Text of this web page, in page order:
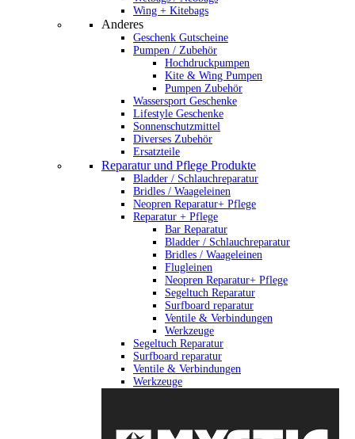
Wing + Kitebags
Anderes
Geschenk Gutscheine
Pumpen / Zubehör
Hochdruckpumpen
Kite & Wing Pumpen
Pumpen Zubehör
Wassersport Geschenke
Lifestyle Geschenke
Sonnenschutzmittel
Diverses Zubehör
Ersatzteile
Reparatur und Pflege Produkte
Bladder / Schlauchreparatur
Bridles / Waageleinen
Neopren Reparatur+ Pflege
Reparatur + Pflege
Bar Reparatur
Bladder / Schlauchreparatur
Bridles / Waageleinen
Flugleinen
Neopren Reparatur+ Pflege
Segeltuch Reparatur
Surfboard reparatur
Ventile & Verbindungen
Werkzeuge
Segeltuch Reparatur
Surfboard reparatur
Ventile & Verbindungen
Werkzeuge